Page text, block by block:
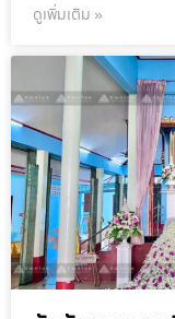
ดูเพิ่มเติม »